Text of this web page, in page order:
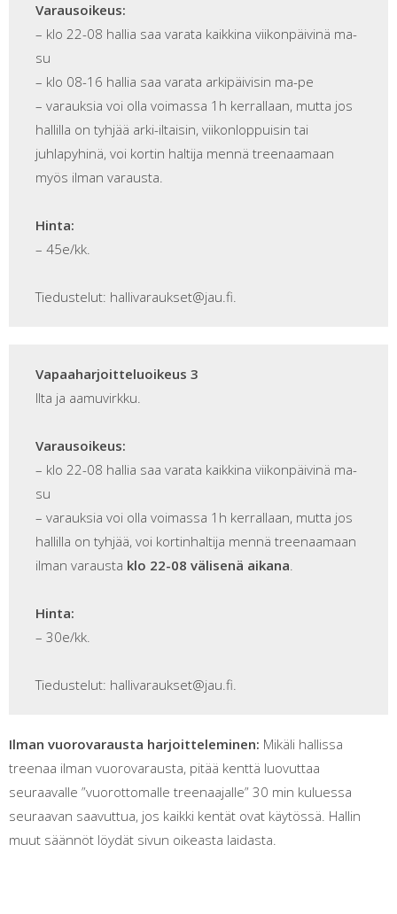
Varausoikeus:
– klo 22-08 hallia saa varata kaikkina viikonpäivinä ma-
su
– klo 08-16 hallia saa varata arkipäivisin ma-pe
– varauksia voi olla voimassa 1h kerrallaan, mutta jos
hallilla on tyhjää arki-iltaisin, viikonloppuisin tai
juhlapyhinä, voi kortin haltija mennä treenaamaan
myös ilman varausta.
Hinta:
– 45e/kk.
Tiedustelut: hallivaraukset@jau.fi.
Vapaaharjoitteluoikeus 3
Ilta ja aamuvirkku.
Varausoikeus:
– klo 22-08 hallia saa varata kaikkina viikonpäivinä ma-
su
– varauksia voi olla voimassa 1h kerrallaan, mutta jos
hallilla on tyhjää, voi kortinhaltija mennä treenaamaan
ilman varausta klo 22-08 välisenä aikana.
Hinta:
– 30e/kk.
Tiedustelut: hallivaraukset@jau.fi.
Ilman vuorovarausta harjoitteleminen: Mikäli hallissa
treenaa ilman vuorovarausta, pitää kenttä luovuttaa
seuraavalle ”vuorottomalle treenaajalle” 30 min kuluessa
seuraavan saavuttua, jos kaikki kentät ovat käytössä. Hallin
muut säännöt löydät sivun oikeasta laidasta.